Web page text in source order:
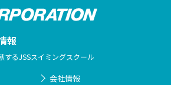
報
するJSSスイミングスクール
会社情報